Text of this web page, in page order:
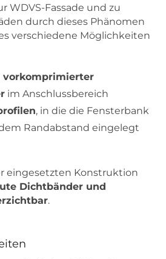
WDVS-Fassade und zu
durch dieses Phänomen
verschiedene Möglichkeiten
vorkomprimierter
im Anschlussbereich
, in die die Fensterbank
Randabstand eingelegt
eingesetzten Konstruktion
Dichtbänder und
.